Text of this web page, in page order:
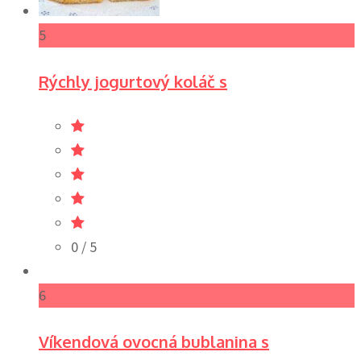
5
Rýchly jogurtový koláč s
0 / 5
6
Víkendová ovocná bublanina s